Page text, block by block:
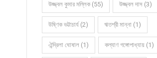
উজ্জ্বল কুমার মল্লিক (55) উজ্জ্বল দাস (3)
উষ্ণিক ভট্টাচার্য (2) ঋতশ্রী মান্না (1)
ঐন্দ্রিলা ঘোষাল (1) কল্যাণ গঙ্গোপাধ্যায় (1)